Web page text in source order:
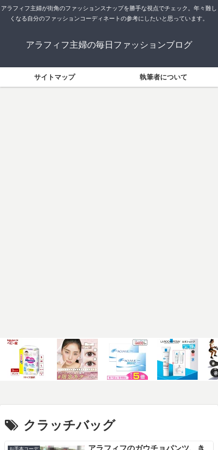
アラフィフ主婦が街角のファッションスナップを勝手な視点でチェック。年々難し
くなる自分のファッションコーディネートの参考にしたいと思っています。
アラフィフ主婦の毎日ファッションブログ
サイトマップ 執筆者について
クラッチバッグ
お手本コーデ